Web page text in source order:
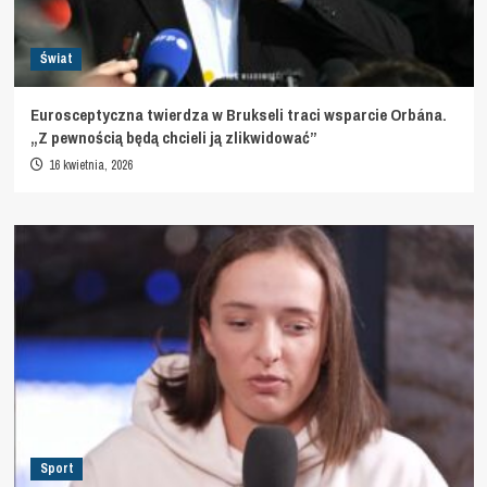
Świat
Eurosceptyczna twierdza w Brukseli traci wsparcie Orbána.
„Z pewnością będą chcieli ją zlikwidować”
16 kwietnia, 2026
Sport